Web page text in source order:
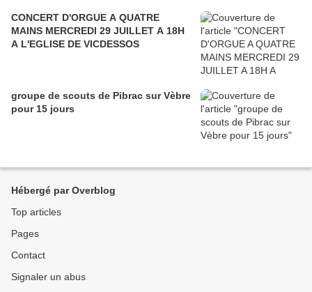
CONCERT D'ORGUE A QUATRE
MAINS MERCREDI 29 JUILLET A 18H
A L'EGLISE DE VICDESSOS
groupe de scouts de Pibrac sur Vèbre
pour 15 jours
Hébergé par Overblog
Top articles
Pages
Contact
Signaler un abus